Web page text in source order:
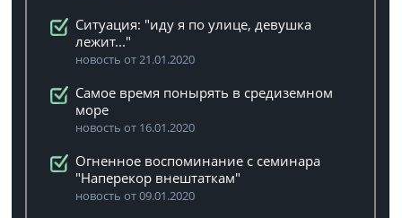
Ситуация: "иду я по улице, девушка
лежит..."
новость от 21.01.2020
Самое время понырять в средиземном
море
новость от 16.01.2020
Огненное воспоминание с семинара
"Наперекор внештаткам"
новость от 09.01.2020